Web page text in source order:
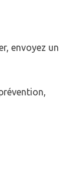
envoyez un